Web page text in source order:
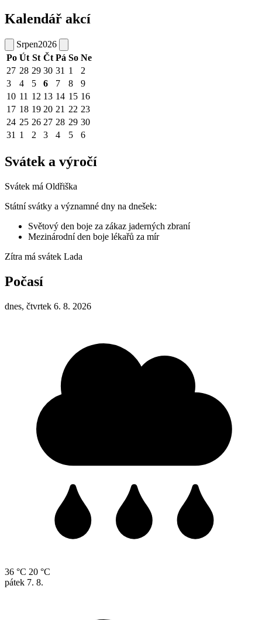
Kalendář akcí
Srpen2026
Po Út St Čt Pá So Ne
27 28 29 30 31 1
2
3
4 5 6 7 8
9
10 11 12 13 14 15 16
17 18 19 20 21 22 23
24 25 26 27 28 29 30
31 1 2 3 4 5 6
Svátek a výročí
Svátek má Oldřiška
Státní svátky a významné dny na dnešek:
Světový den boje za zákaz jaderných zbraní
Mezinárodní den boje lékařů za mír
Zítra má svátek Lada
Počasí
dnes, čtvrtek 6. 8. 2026
36 °C 20 °C
pátek 7. 8.